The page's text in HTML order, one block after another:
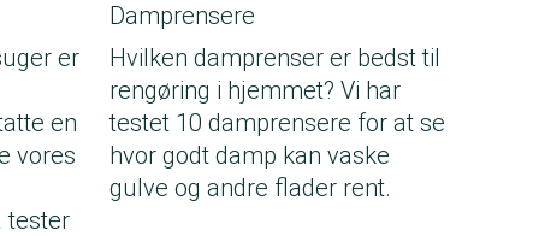
er
en
vores
tester
Damprensere
Hvilken damprenser er bedst til
rengøring i hjemmet? Vi har
testet 10 damprensere for at se
hvor godt damp kan vaske
gulve og andre flader rent.